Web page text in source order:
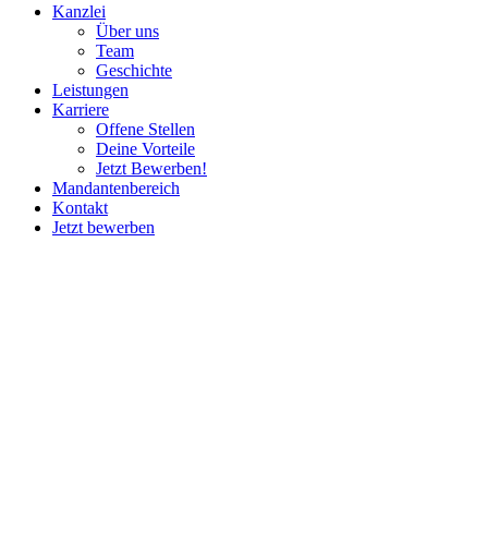
Kanzlei
Über uns
Team
Geschichte
Leistungen
Karriere
Offene Stellen
Deine Vorteile
Jetzt Bewerben!
Mandantenbereich
Kontakt
Jetzt bewerben